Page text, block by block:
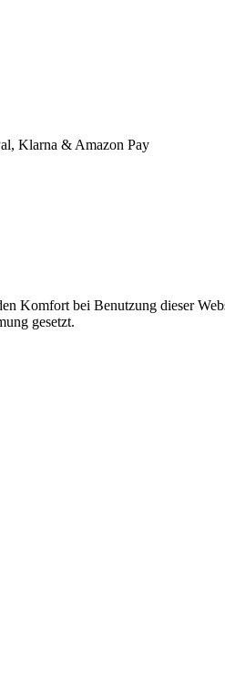
Klarna & Amazon Pay
Komfort bei Benutzung dieser
gesetzt.